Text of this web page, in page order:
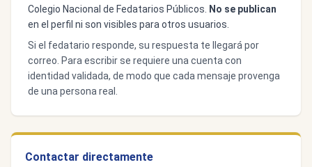
Colegio Nacional de Fedatarios Públicos.
No se publican
en el perfil ni son visibles para otros usuarios.
Si el fedatario responde, su respuesta te llegará por
correo. Para escribir se requiere una cuenta con
identidad validada, de modo que cada mensaje provenga
de una persona real.
Contactar directamente